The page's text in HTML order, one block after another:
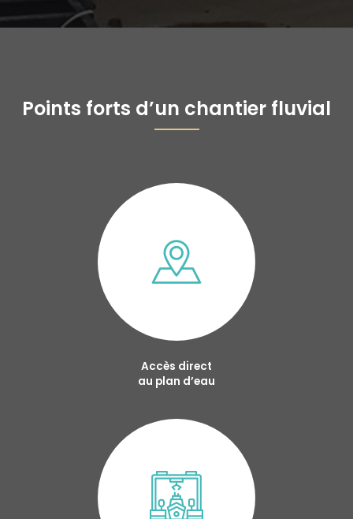
Points forts d’un chantier fluvial
Accès direct
au plan d’eau